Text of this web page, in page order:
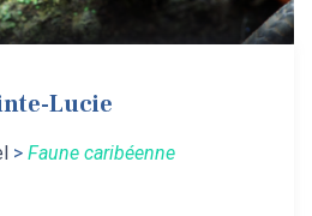
Lucie
> Faune caribéenne